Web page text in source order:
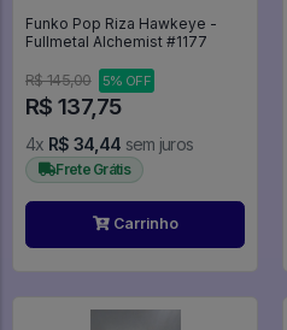
Funko Pop Riza Hawkeye -
Fullmetal Alchemist #1177
R$ 145,00 5% OFF
R$ 137,75
4x R$ 34,44 sem juros
Frete Grátis
Carrinho